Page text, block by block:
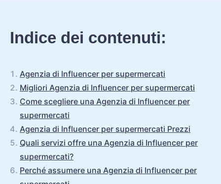
Indice dei contenuti:
Agenzia di Influencer per supermercati
Migliori Agenzia di Influencer per supermercati
Come scegliere una Agenzia di Influencer per
supermercati
Agenzia di Influencer per supermercati Prezzi
Quali servizi offre una Agenzia di Influencer per
supermercati?
Perché assumere una Agenzia di Influencer per